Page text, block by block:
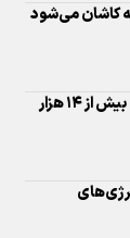
کاشان می‌شود
معدوم‌سازی بیش از ۲ تن مواد غذایی ناسالم در کاشان؛ انجام بیش از ۱۴ هزار